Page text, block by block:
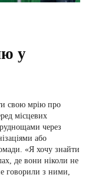
у
свою мрію про
місцевих
через
або
«Я хочу знайти
де вони ніколи не
говорили з ними,